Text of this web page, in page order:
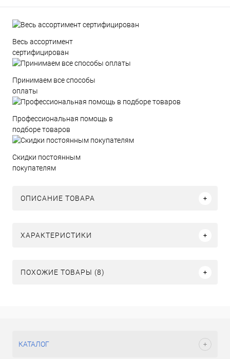
Весь ассортимент
сертифицирован
Принимаем все способы
оплаты
Профессиональная помощь в
подборе товаров
Скидки постоянным
покупателям
ОПИСАНИЕ ТОВАРА
ХАРАКТЕРИСТИКИ
ПОХОЖИЕ ТОВАРЫ (8)
КАТАЛОГ